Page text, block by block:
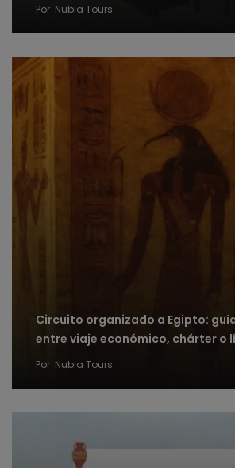
Por Nubia Tours
Circuito organizado a Egipto:
entre viaje económico, chárter o
Por Nubia Tours